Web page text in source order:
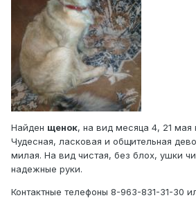
Найден щенок, на вид месяца 4, 21 мая
Чудесная, ласковая и общительная
милая. На вид чистая, без блох, ушки
надежные руки.
Контактные телефоны 8-963-831-31-30